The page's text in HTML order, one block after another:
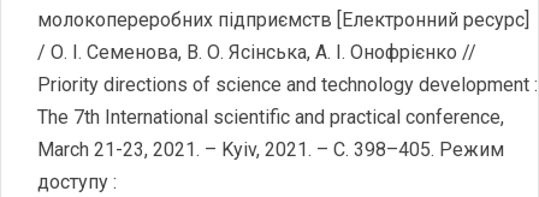
молокопереробних підприємств [Електронний ресурс]
/ О. І. Семенова, В. О. Ясінська, А. І. Онофрієнко //
Priority directions of science and technology development :
The 7th International scientific and practical conference,
March 21-23, 2021. – Kyiv, 2021. – С. 398–405. Режим
доступу :